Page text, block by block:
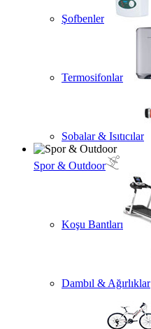
Şofbenler
Termosifonlar
Sobalar & Isıtıcılar
Spor & Outdoor
Koşu Bantları
Dambıl & Ağırlıklar